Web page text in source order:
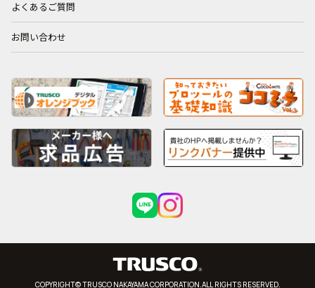
よくあるご質問
お問い合わせ
COPYRIGHT© TRUSCO NAKAYAMA CORPORATION.ALL RIGHTS RESERVED.